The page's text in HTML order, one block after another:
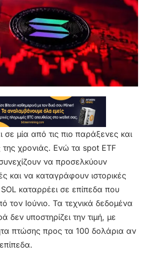
σε μία από τις πιο παράξενες και
της χρονιάς. Ενώ τα spot ETF
να προσελκύουν
και να καταγράφουν ιστορικές
SOL καταρρέει σε επίπεδα που
τον Ιούνιο. Τα τεχνικά δεδομένα
δεν υποστηρίζει την τιμή, με
πτώσης προς τα 100 δολάρια αν